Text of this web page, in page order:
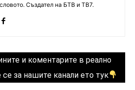
словото. Създател на БТВ и ТВ7.
и коментарите в реално
за нашите канали ето тук